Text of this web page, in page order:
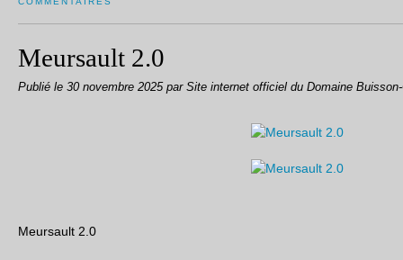
Meursault 2.0
Publié le 30 novembre 2025 par Site internet officiel du Domaine
Meursault 2.0